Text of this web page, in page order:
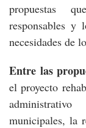
propuestas
responsables y
necesidades de
Entre las
el proyecto
municipales, la